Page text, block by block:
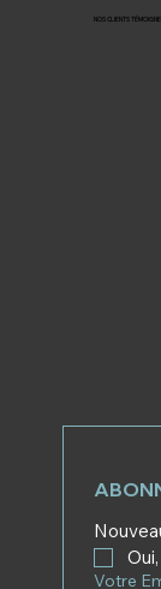
NOS CLIENTS
Votre